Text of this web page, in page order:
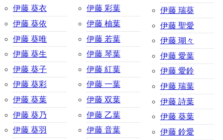
伊藤 葵衣
伊藤 葵依
伊藤 葵唯
伊藤 葵生
伊藤 葵子
伊藤 葵彩
伊藤 葵葉
伊藤 葵乃
伊藤 葵羽
伊藤 彩葉
伊藤 柚葉
伊藤 若葉
伊藤 琴葉
伊藤 紅葉
伊藤 一葉
伊藤 双葉
伊藤 乙葉
伊藤 音葉
伊藤 瑞葵
伊藤 聖愛
伊藤 瑚々
伊藤 愛葉
伊藤 愛鈴
伊藤 瑞葉
伊藤 詩葉
伊藤 葵葉
伊藤 鈴愛